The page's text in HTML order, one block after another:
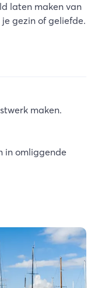
laten maken van
gezin of geliefde.
maken.
in omliggende